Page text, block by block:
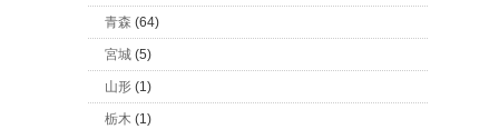
青森 (64)
宮城 (5)
山形 (1)
栃木 (1)